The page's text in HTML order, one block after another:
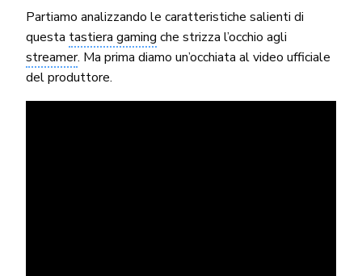
Partiamo analizzando le caratteristiche salienti di
questa tastiera gaming che strizza l’occhio agli
streamer. Ma prima diamo un’occhiata al video ufficiale
del produttore.